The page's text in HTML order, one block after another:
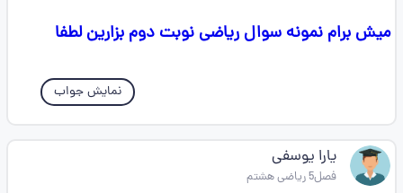
میش برام نمونه سوال ریاضی نوبت دوم بزارین لطفا
نمایش جواب
یارا یوسفی
فصل5 ریاضی هشتم